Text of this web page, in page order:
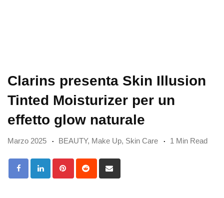
Clarins presenta Skin Illusion
Tinted Moisturizer per un
effetto glow naturale
Marzo 2025 BEAUTY, Make Up, Skin Care 1 Min Read
PinterestReddit
via